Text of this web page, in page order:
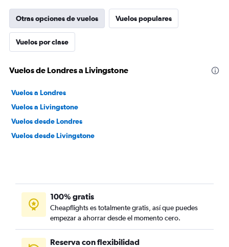
Otras opciones de vuelos Vuelos populares
Vuelos por clase
Vuelos de Londres a Livingstone
Vuelos a Londres
Vuelos a Livingstone
Vuelos desde Londres
Vuelos desde Livingstone
100% gratis
Cheapflights es totalmente gratis, así que puedes
empezar a ahorrar desde el momento cero.
Reserva con flexibilidad